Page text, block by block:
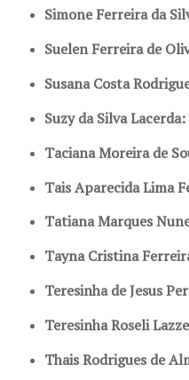
Simone Ferreira da
Suelen Ferreira de
Susana Costa
Suzy da Silva Lacerda:
Taciana Moreira de
Tais Aparecida Lima
Tatiana Marques
Tayna Cristina
Teresinha de Jesus
Teresinha Roseli
Thais Rodrigues de